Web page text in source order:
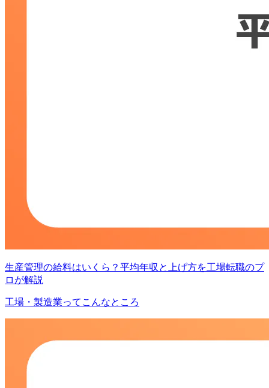
生産管理の給料はいくら？平均年収と上げ方を工場転職のプ
ロが解説
工場・製造業ってこんなところ